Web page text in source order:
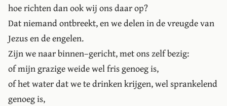
hoe richten dan ook wij ons daar op?
Dat niemand ontbreekt, en we delen in de vreugde van
Jezus en de engelen.
Zijn we naar binnen–gericht, met ons zelf bezig:
of mijn grazige weide wel fris genoeg is,
of het water dat we te drinken krijgen, wel sprankelend
genoeg is,